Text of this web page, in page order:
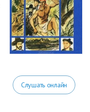
Слушать онлайн